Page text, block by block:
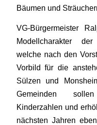
Bäumen und
VG-Bürgermeister
Modellcharakter
welche nach den
Vorbild für die
Sülzen und
Gemeinden
Kinderzahlen und
nächsten Jahren